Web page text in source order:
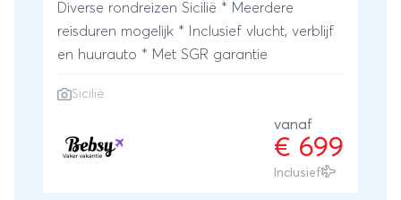
Diverse rondreizen Sicilië * Meerdere
reisduren mogelijk * Inclusief vlucht, verblijf
en huurauto * Met SGR garantie
Sicilië
vanaf
€ 699
Inclusief